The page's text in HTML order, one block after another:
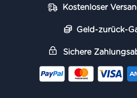
Kostenloser
Geld-zurück-
Sichere